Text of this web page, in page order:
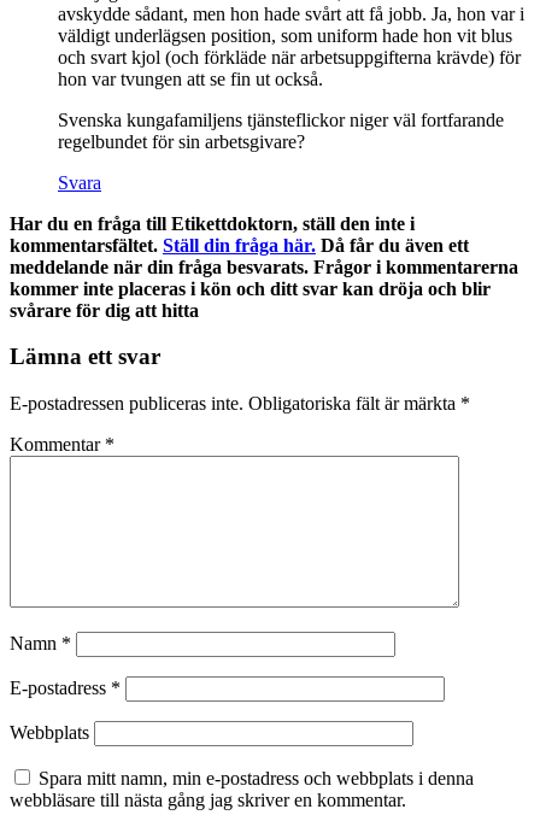
avskydde sådant, men hon hade svårt att få jobb. Ja, hon var i
väldigt underlägsen position, som uniform hade hon vit blus
och svart kjol (och förkläde när arbetsuppgifterna krävde) för
hon var tvungen att se fin ut också.
Svenska kungafamiljens tjänsteflickor niger väl fortfarande
regelbundet för sin arbetsgivare?
Svara
Har du en fråga till Etikettdoktorn, ställ den inte i
kommentarsfältet. Ställ din fråga här. Då får du även ett
meddelande när din fråga besvarats. Frågor i kommentarerna
kommer inte placeras i kön och ditt svar kan dröja och blir
svårare för dig att hitta
Lämna ett svar
E-postadressen publiceras inte. Obligatoriska fält är märkta *
Kommentar *
Namn *
E-postadress *
Webbplats
Spara mitt namn, min e-postadress och webbplats i denna
webbläsare till nästa gång jag skriver en kommentar.